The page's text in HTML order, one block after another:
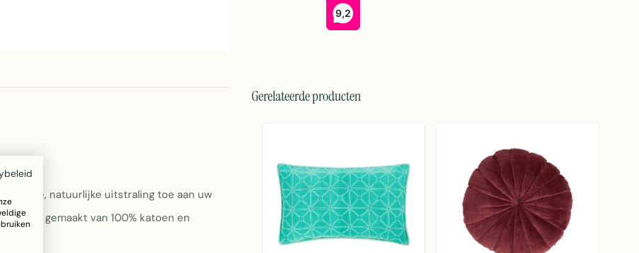
warme, natuurlijke uitstraling toe aan uw
is gemaakt van 100% katoen en
Gerelateerde producten